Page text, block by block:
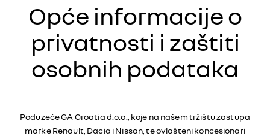
Opće informacije o
privatnosti i zaštiti
osobnih podataka
Poduzeće GA Croatia d.o.o., koje na našem tržištu zastupa
marke Renault, Dacia i Nissan, te ovlašteni koncesionari